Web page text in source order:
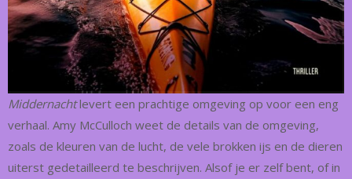
Middernachtlevert een prachtige omgeving op voor een eng
verhaal. Amy McCulloch weet de details van de omgeving,
zoals de kleuren van de lucht, de vele brokken ijs en de dieren
uiterst gedetailleerd te beschrijven. Alsof je er zelf bent, of in